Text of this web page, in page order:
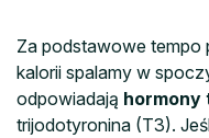
Za podstawowe tempo
kalorii spalamy w
odpowiadają
trijodotyronina (T3).